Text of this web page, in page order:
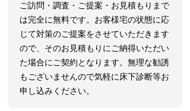
ご訪問・調査・ご提案・お見積もりまで
は完全に無料です。お客様宅の状態に応
じて対策のご提案をさせていただきます
ので、そのお見積もりにご納得いただい
た場合にご契約となります。無理な勧誘
もございませんので気軽に床下診断等お
申し込みください。